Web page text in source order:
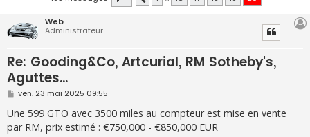
Web
Administrateur
Re: Gooding&Co, Artcurial, RM Sotheby's,
Aguttes...
M
s
s
a
ven. 23 mai 2025 09:55
Une 599 GTO avec 3500 miles au compteur est mise en vente
par RM, prix estimé : €750,000 - €850,000 EUR